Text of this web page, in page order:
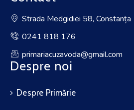
Strada Medgidiei 58, Constanța
0241 818 176
primariacuzavoda@gmail.com
Despre noi
Despre Primărie